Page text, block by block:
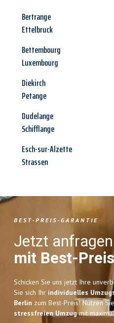
Bertrange
Ettelbruck
Bettembourg
Luxembourg
Diekirch
Petange
Dudelange
Schifflange
Esch-sur-Alzette
Strassen
BEST-PREIS-GARANTIE
Jetzt
mit Best-Preis
Schicken Sie uns jetzt Ihre
Sie sich Ihr individuelles
Berlin zum Best-Preis! Nutzen
stressfreien Umzugmit